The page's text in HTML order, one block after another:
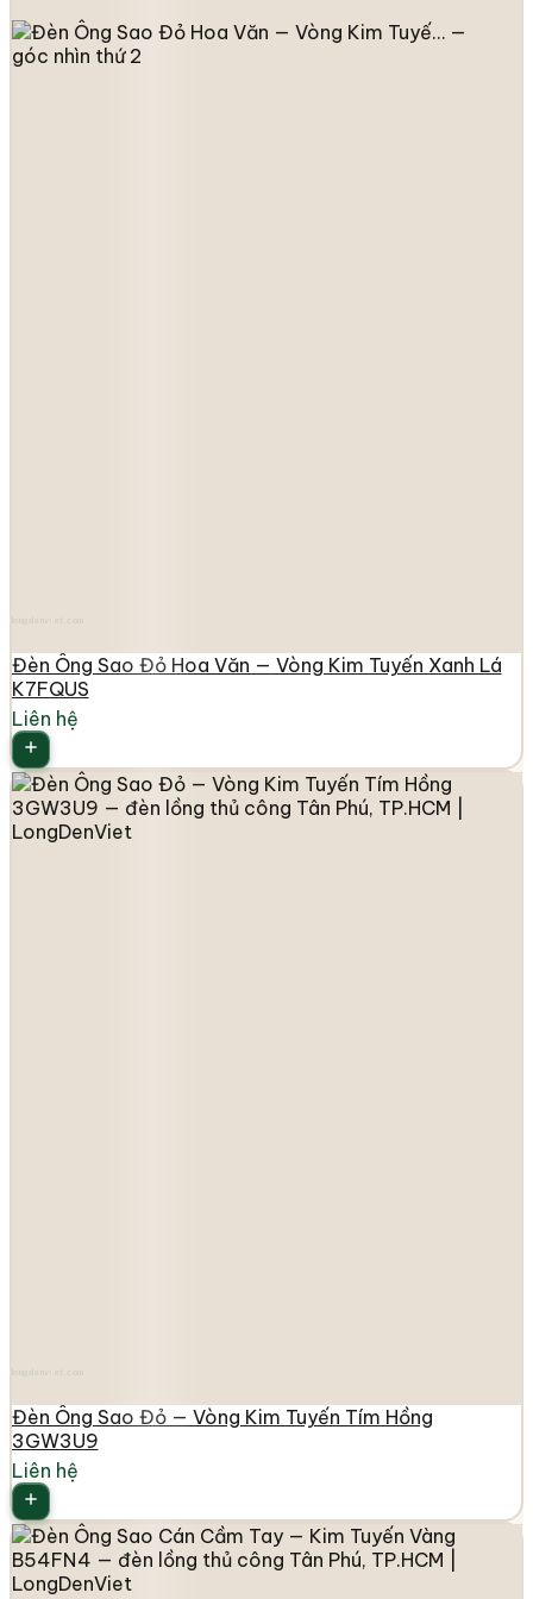
Đèn Ông Sao Đỏ Hoa Văn — Vòng Kim Tuyến Xanh Lá
K7FQUS
Liên hệ
Đèn Ông Sao Đỏ — Vòng Kim Tuyến Tím Hồng
3GW3U9
Liên hệ